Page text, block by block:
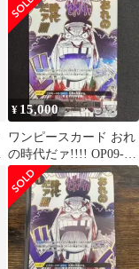
¥ 15,000
ワンピースカード おれ
の時代だァ!!!! OP09-
096 パラレル